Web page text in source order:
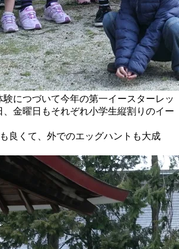
につづいて今年の第一イースターレッ
金曜日もそれぞれ小学生縦割りのイー
良くて、外でのエッグハントも大成